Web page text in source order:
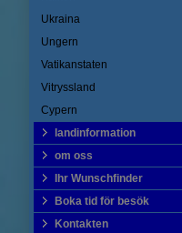
Ukraina
Ungern
Vatikanstaten
Vitryssland
Cypern
landinformation
om oss
Ihr Wunschfinder
Boka tid för besök
Kontakten